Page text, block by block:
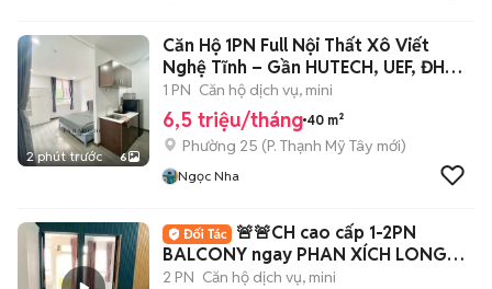
2 phút trước 6
Căn Hộ 1PN Full Nội Thất Xô Viết
Nghệ Tĩnh – Gần HUTECH, UEF, ĐH
GTVT
1 PN Căn hộ dịch vụ, mini
6,5 triệu/tháng 40 m²
Phường 25 (P. Thạnh Mỹ Tây mới)
Ngọc Nha
🚨🚨CH cao cấp 1-2PN
BALCONY ngay PHAN XÍCH LONG🌳
ngã tư Phú NHuận🌳
2 PN Căn hộ dịch vụ, mini